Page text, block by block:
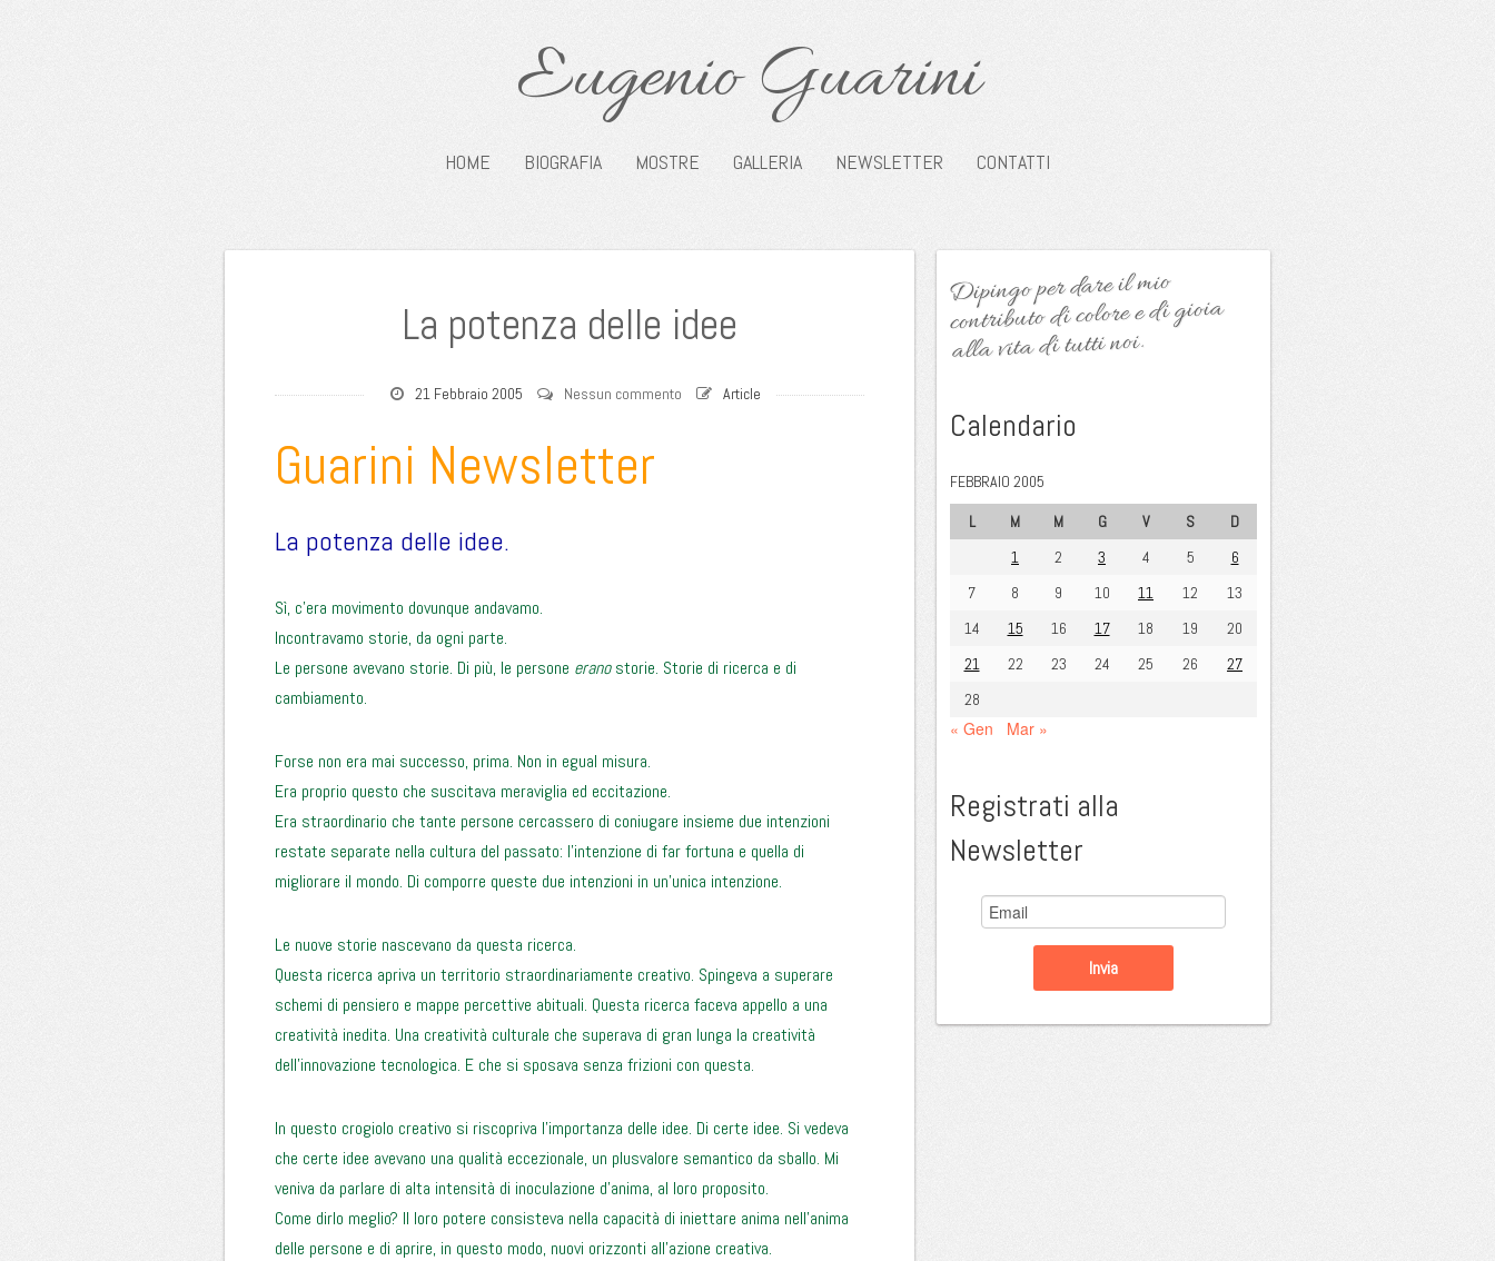
Eugenio Guarini
HOME BIOGRAFIA MOSTRE GALLERIA NEWSLETTER CONTATTI
La potenza delle idee
21 Febbraio 2005 Nessun commento Article
Guarini Newsletter
La potenza delle idee.
Sì, c’era movimento dovunque andavamo.
Incontravamo storie, da ogni parte.
Le persone avevano storie. Di più, le persone eranostorie. Storie di ricerca e di
cambiamento.
Forse non era mai successo, prima. Non in egual misura.
Era proprio questo che suscitava meraviglia ed eccitazione.
Era straordinario che tante persone cercassero di coniugare insieme due intenzioni
restate separate nella cultura del passato: l’intenzione di far fortuna e quella di
migliorare il mondo. Di comporre queste due intenzioni in un’unica intenzione.
Le nuove storie nascevano da questa ricerca.
Questa ricerca apriva un territorio straordinariamente creativo. Spingeva a superare
schemi di pensiero e mappe percettive abituali. Questa ricerca faceva appello a una
creatività inedita. Una creatività culturale che superava di gran lunga la creatività
dell’innovazione tecnologica. E che si sposava senza frizioni con questa.
In questo crogiolo creativo si riscopriva l’importanza delle idee. Di certe idee. Si vedeva
che certe idee avevano una qualità eccezionale, un plusvalore semantico da sballo. Mi
veniva da parlare di alta intensità di inoculazione d’anima, al loro proposito.
Come dirlo meglio? Il loro potere consisteva nella capacità di iniettare anima nell’anima
delle persone e di aprire, in questo modo, nuovi orizzonti all’azione creativa.
Dipingo per dare il mio
contributo di colore e di gioia
alla vita di tutti noi.
Calendario
FEBBRAIO 2005
L
M M G V S
D
1
2 3 4 5
6
7
8 9 10 11 12
13
14
15 16 17 18 19
20
21
22 23 24 25 26
27
28
« Gen Mar »
Registrati alla
Newsletter